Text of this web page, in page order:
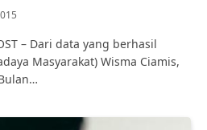
– Dari data yang berhasil
Masyarakat) Wisma Ciamis,